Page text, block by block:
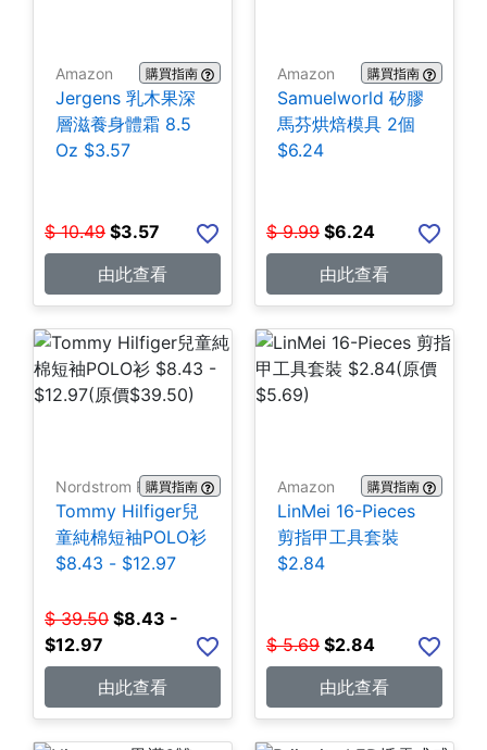
Amazon 購買指南
Jergens 乳木果深
層滋養身體霜 8.5
Oz $3.57
$ 10.49 $3.57
由此查看
Amazon 購買指南
Samuelworld 矽膠
馬芬烘焙模具 2個
$6.24
$ 9.99 $6.24
由此查看
Nordstrom Rack購買指南
Tommy Hilfiger兒
童純棉短袖POLO衫
$8.43 - $12.97
$ 39.50 $8.43 -
$12.97
由此查看
Amazon 購買指南
LinMei 16-Pieces
剪指甲工具套裝
$2.84
$ 5.69 $2.84
由此查看